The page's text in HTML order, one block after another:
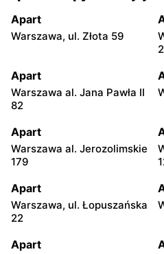
Apart
Warszawa, ul. Złota 59
Apart
Warszawa al. Jana Pawła II
82
Apart
Warszawa al. Jerozolimskie
179
Apart
Warszawa, ul. Łopuszańska
22
Apart